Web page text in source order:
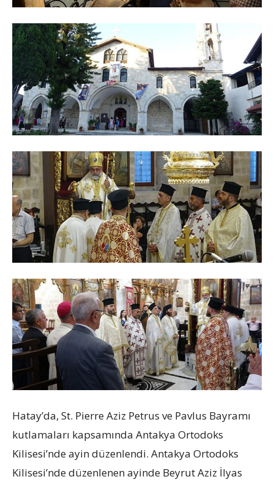
Hatay’da, St. Pierre Aziz Petrus ve Pavlus Bayramı
kutlamaları kapsamında Antakya Ortodoks
Kilisesi’nde ayin düzenlendi. Antakya Ortodoks
Kilisesi’nde düzenlenen ayinde Beyrut Aziz İlyas